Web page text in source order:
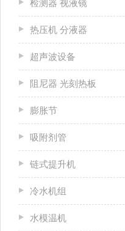
检测器 视液镜
热压机 分液器
超声波设备
阻尼器 光刻热板
膨胀节
吸附剂管
链式提升机
冷水机组
水模温机